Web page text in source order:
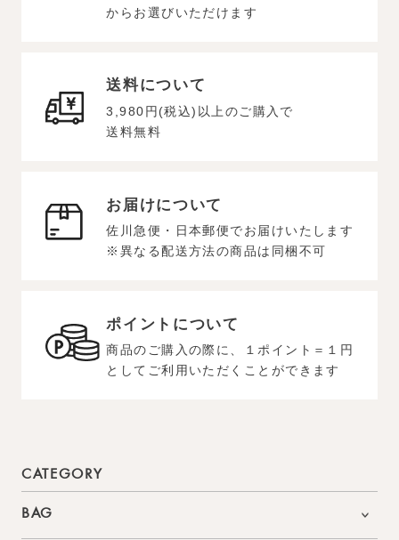
からお選びいただけます
送料について
3,980円(税込)以上のご購入で
送料無料
お届けについて
佐川急便・日本郵便でお届けいたします
※異なる配送方法の商品は同梱不可
ポイントについて
商品のご購入の際に、１ポイント＝１円
としてご利用いただくことができます
CATEGORY
BAG